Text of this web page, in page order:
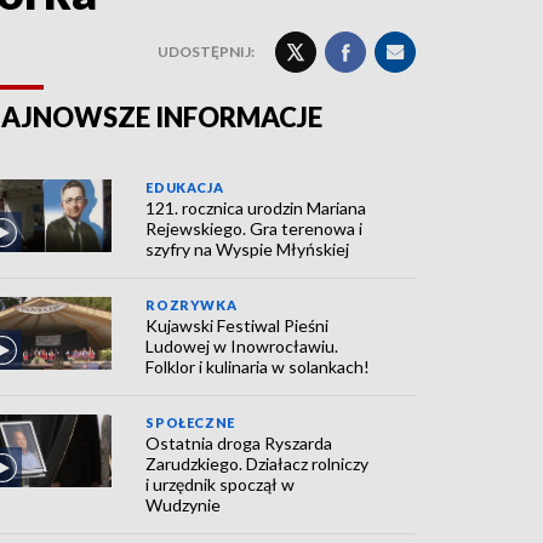
UDOSTĘPNIJ:
INFORMACJE
EDUKACJA
121. rocznica urodzin Mariana
Rejewskiego. Gra terenowa i
szyfry na Wyspie Młyńskiej
ROZRYWKA
Kujawski Festiwal Pieśni
Ludowej w Inowrocławiu.
Folklor i kulinaria w solankach!
SPOŁECZNE
Ostatnia droga Ryszarda
Zarudzkiego. Działacz rolniczy
i urzędnik spoczął w
Wudzynie